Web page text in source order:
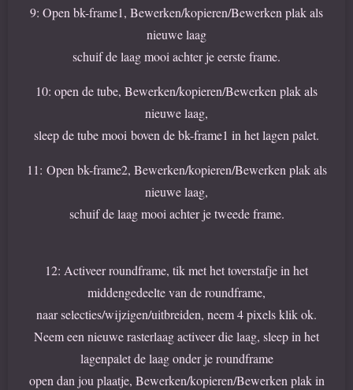
9: Open bk-frame1, Bewerken/kopieren/Bewerken plak als
nieuwe laag
schuif de laag mooi achter je eerste frame.
10: open de tube, Bewerken/kopieren/Bewerken plak als
nieuwe laag,
sleep de tube mooi boven de bk-frame1 in het lagen palet.
11: Open bk-frame2, Bewerken/kopieren/Bewerken plak als
nieuwe laag,
schuif de laag mooi achter je tweede frame.
12: Activeer roundframe, tik met het toverstafje in het
middengedeelte van de roundframe,
naar selecties/wijzigen/uitbreiden, neem 4 pixels klik ok.
Neem een nieuwe rasterlaag activeer die laag, sleep in het
lagenpalet de laag onder je roundframe
open dan jou plaatje, Bewerken/kopieren/Bewerken plak in